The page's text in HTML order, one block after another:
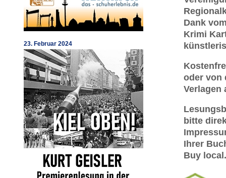
23. Februar 2024
Dank
Krimi
oder von
Verlagen
bitte
Ihrer
Buy local.